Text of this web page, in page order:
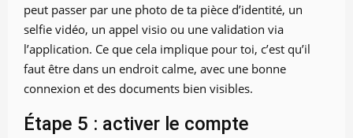
peut passer par une photo de ta pièce d’identité, un
selfie vidéo, un appel visio ou une validation via
l’application. Ce que cela implique pour toi, c’est qu’il
faut être dans un endroit calme, avec une bonne
connexion et des documents bien visibles.
Étape 5 : activer le compte